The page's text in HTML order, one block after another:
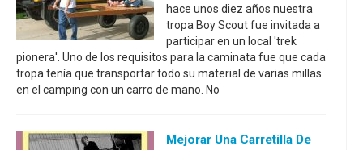
hace unos diez años nuestra
tropa Boy Scout fue invitada a
participar en un local 'trek
pionera'. Uno de los requisitos para la caminata fue que cada
tropa tenía que transportar todo su material de varias millas
en el camping con un carro de mano. No
Mejorar Una Carretilla De